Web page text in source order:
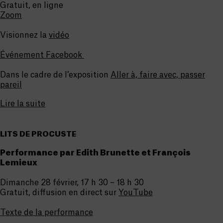
Gratuit, en ligne
Zoom
Visionnez la vidéo
Événement Facebook
Dans le cadre de l’exposition Aller à, faire avec, passer
pareil
Lire la suite
LITS DE PROCUSTE
Performance par Edith Brunette et François
Lemieux
Dimanche 28 février, 17 h 30 – 18 h 30
Gratuit, diffusion en direct sur YouTube
Texte de la performance